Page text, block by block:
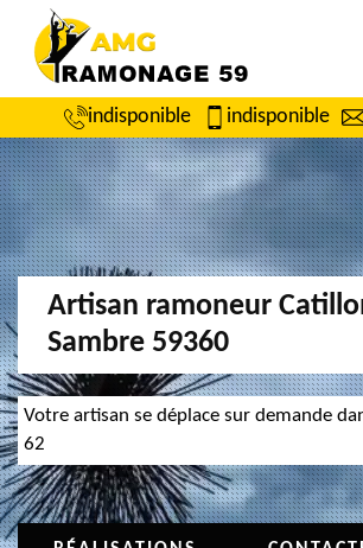
indisponible indisponible
Artisan ramoneur
Sambre 59360
Votre artisan se déplace sur demande
62